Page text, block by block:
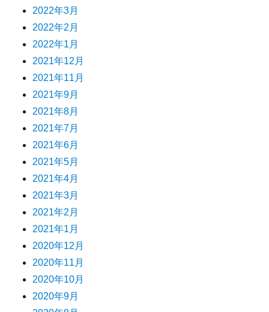
2022年3月
2022年2月
2022年1月
2021年12月
2021年11月
2021年9月
2021年8月
2021年7月
2021年6月
2021年5月
2021年4月
2021年3月
2021年2月
2021年1月
2020年12月
2020年11月
2020年10月
2020年9月